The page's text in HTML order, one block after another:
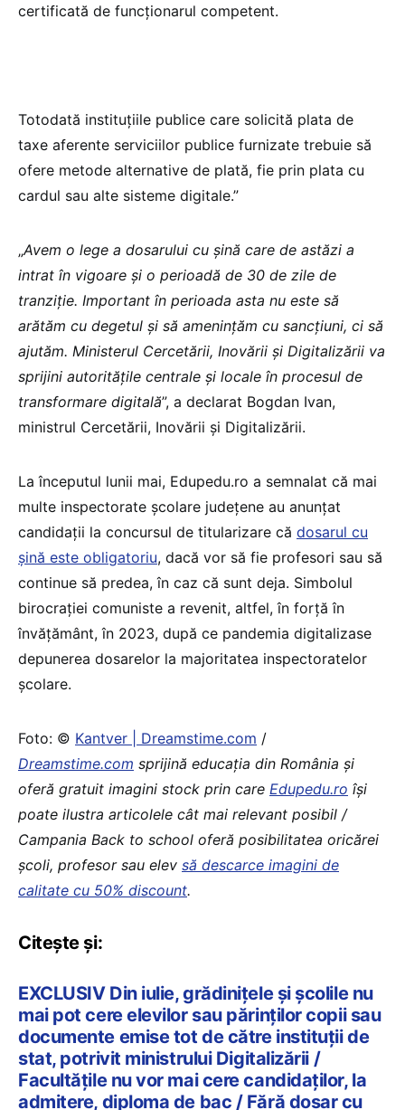
certificată de funcționarul competent.
Totodată instituțiile publice care solicită plata de
taxe aferente serviciilor publice furnizate trebuie să
ofere metode alternative de plată, fie prin plata cu
cardul sau alte sisteme digitale.”
„Avem o lege a dosarului cu șină care de astăzi a
intrat în vigoare și o perioadă de 30 de zile de
tranziție. Important în perioada asta nu este să
arătăm cu degetul și să amenințăm cu sancțiuni, ci să
ajutăm. Ministerul Cercetării, Inovării și Digitalizării va
sprijini autoritățile centrale și locale în procesul de
transformare digitală”, a declarat Bogdan Ivan,
ministrul Cercetării, Inovării și Digitalizării.
La începutul lunii mai, Edupedu.ro a semnalat că mai
multe inspectorate școlare județene au anunțat
candidații la concursul de titularizare că dosarul cu
șină este obligatoriu, dacă vor să fie profesori sau să
continue să predea, în caz că sunt deja. Simbolul
birocrației comuniste a revenit, altfel, în forță în
învățământ, în 2023, după ce pandemia digitalizase
depunerea dosarelor la majoritatea inspectoratelor
școlare.
Foto: © Kantver | Dreamstime.com /
Dreamstime.com sprijină educaţia din România şi
oferă gratuit imagini stock prin care Edupedu.ro îşi
poate ilustra articolele cât mai relevant posibil /
Campania Back to school oferă posibilitatea oricărei
școli, profesor sau elev să descarce imagini de
calitate cu 50% discount.
Citește și:
EXCLUSIV Din iulie, grădinițele și școlile nu
mai pot cere elevilor sau părinților copii sau
documente emise tot de către instituții de
stat, potrivit ministrului Digitalizării /
Facultățile nu vor mai cere candidaților, la
admitere, diploma de bac / Fără dosar cu